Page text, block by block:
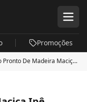
Promoções
Pronto De Madeira Maciça